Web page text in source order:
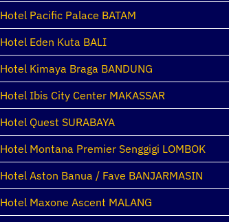
Hotel Pacific Palace BATAM
Hotel Eden Kuta BALI
Hotel Kimaya Braga BANDUNG
Hotel Ibis City Center MAKASSAR
Hotel Quest SURABAYA
Hotel Montana Premier Senggigi LOMBOK
Hotel Aston Banua / Fave BANJARMASIN
Hotel Maxone Ascent MALANG